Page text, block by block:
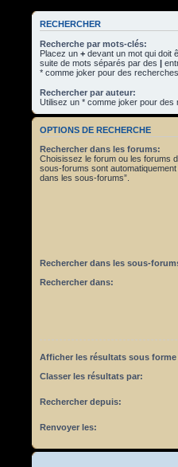
RECHERCHER
Recherche par mots-clés:
Placez un + devant un mot qui doit
suite de mots séparés par des |
* comme joker pour des recherches
Rechercher par auteur:
Utilisez un * comme joker pour des
OPTIONS DE RECHERCHE
Rechercher dans les forums:
Choisissez le forum ou les forums
sous-forums sont
dans les sous-forums”.
Rechercher dans les sous-
Rechercher dans:
Afficher les résultats sous forme
Classer les résultats par:
Rechercher depuis:
Renvoyer les: